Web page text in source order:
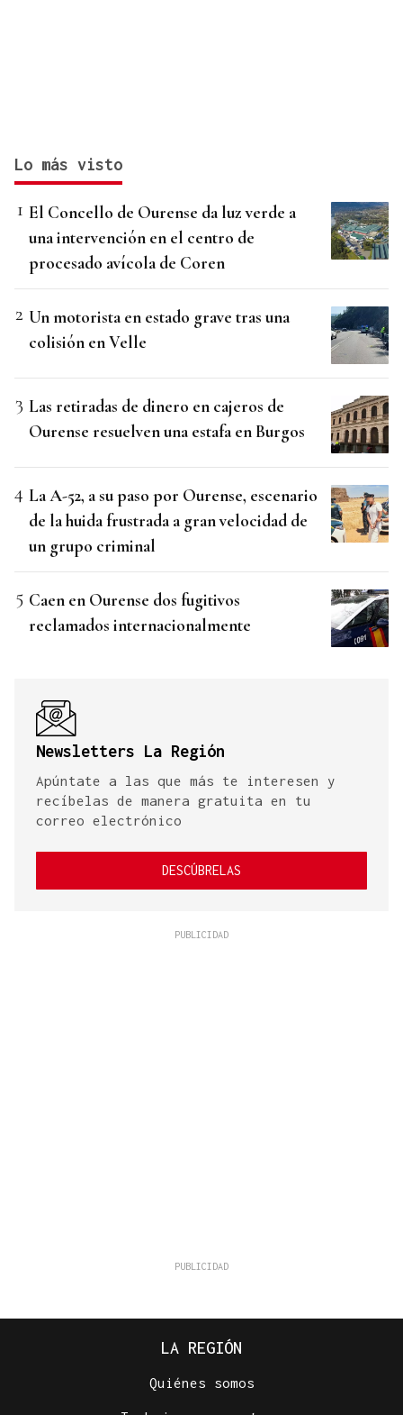
Lo más visto
El Concello de Ourense da luz verde a
una intervención en el centro de
procesado avícola de Coren
Un motorista en estado grave tras una
colisión en Velle
Las retiradas de dinero en cajeros de
Ourense resuelven una estafa en Burgos
La A-52, a su paso por Ourense, escenario
de la huida frustrada a gran velocidad de
un grupo criminal
Caen en Ourense dos fugitivos
reclamados internacionalmente
Newsletters La Región
Apúntate a las que más te interesen y
recíbelas de manera gratuita en tu
correo electrónico
DESCÚBRELAS
LA REGIÓN
Quiénes somos